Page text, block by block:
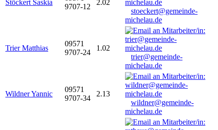
Stöckert Saskia
9707-12
2.02
stoeckert@gemeinde-
michelau.de
Trier Matthias
09571
9707-24
1.02
trier@gemeinde-
michelau.de
Wildner Yannic
09571
9707-34
2.13
wildner@gemeinde-
michelau.de